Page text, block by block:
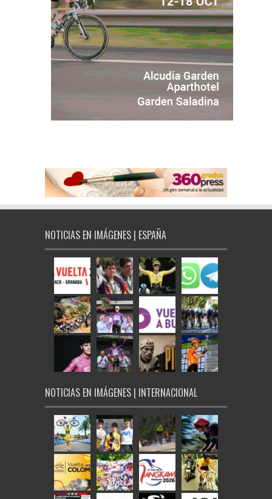
NOTICIAS EN IMÁGENES | ESPAÑA
NOTICIAS EN IMÁGENES | INTERNACIONAL